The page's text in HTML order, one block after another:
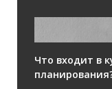
Что входит в